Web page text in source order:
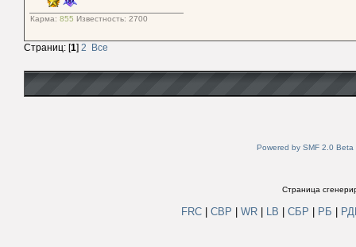
Карма: 855 Известность: 2700
Страниц: [1] 2 Все
Powered by SMF 2.0 Beta
Страница
FRC СВР WR LB СБР РБ